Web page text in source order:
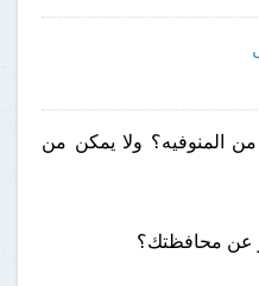
من المنوفيه؟ ولا يمكن من
محافظتك؟